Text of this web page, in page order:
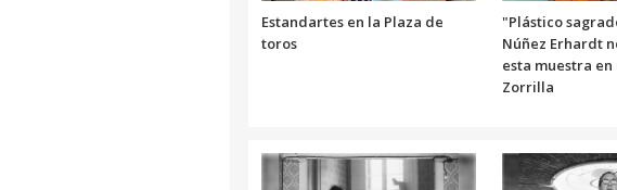
Estandartes en la Plaza de
toros
"Plástico
Núñez Erhardt
esta muestra en
Zorrilla